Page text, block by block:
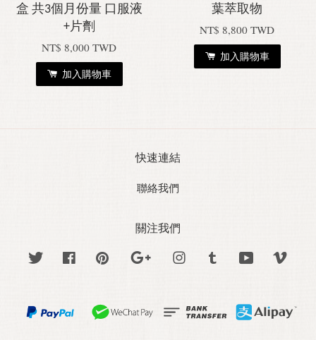
盒 共3個月份量 口服液
+片劑
NT$ 8,000 TWD
加入購物車
葉萃取物
NT$ 8,800 TWD
加入購物車
快速連結
聯絡我們
關注我們
Twitter Facebook Pinterest Google Instagram Tumblr YouTube